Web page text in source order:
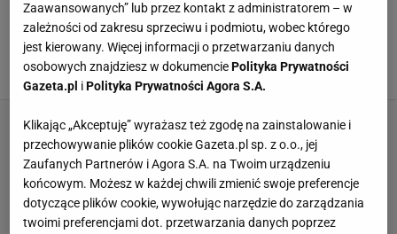
"To wstyd"! Piłkarz wrócił do Radomia i nie
wytrzymał. "Zwracam się do panów w
garniturkach"
JB, 3 PAŹDZIERNIKA 2021, 08:39
Zaawansowanych” lub przez kontakt z administratorem – w
zależności od zakresu sprzeciwu i podmiotu, wobec którego
jest kierowany. Więcej informacji o przetwarzaniu danych
osobowych znajdziesz w dokumenciePolityka Prywatności
Gazeta.pl iPolityka Prywatności Agora S.A.
Klikając „Akceptuję” wyrażasz też zgodę na zainstalowanie i
przechowywanie plików cookie Gazeta.pl sp. z o.o., jej
Zaufanych Partnerów i Agora S.A. na Twoim urządzeniu
końcowym. Możesz w każdej chwili zmienić swoje preferencje
dotyczące plików cookie, wywołując narzędzie do zarządzania
twoimi preferencjami dot. przetwarzania danych poprzez